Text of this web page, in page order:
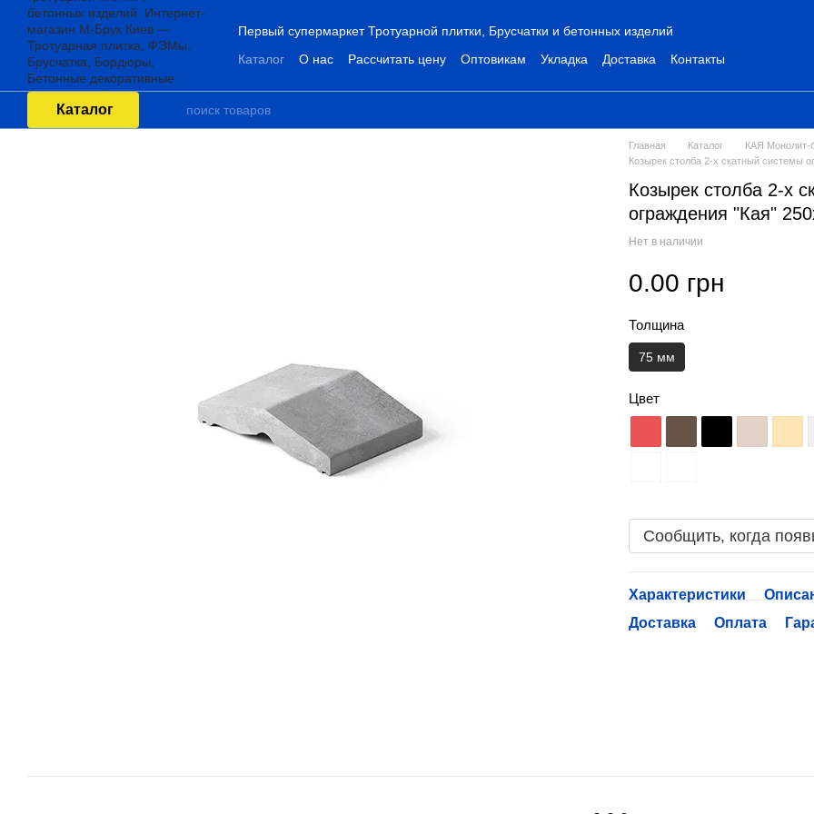
Перейти к основному контенту
Первый супермаркет Тротуарной плитки, Брусчатки и бетонных изделий
Каталог
О нас Рассчитать цену Оптовикам Укладка Доставка Контакты
Каталог
Главная Каталог
КАЯ Монолит-
Козырек столба 2-х скатный системы
Козырек столба 2-х
ограждения "Кая"
Нет в наличии
0.00 грн
Толщина
75 мм
Цвет
Сообщить, когда
Характеристики
Доставка
Оплата